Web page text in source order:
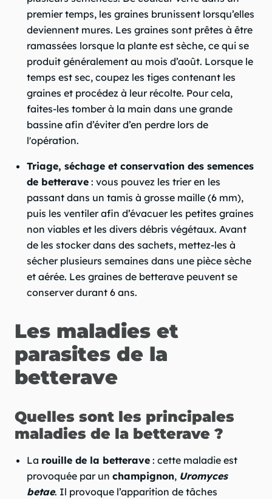
premier temps, les graines brunissent lorsqu’elles
deviennent mures. Les graines sont prêtes à être
ramassées lorsque la plante est sèche, ce qui se
produit généralement au mois d’août. Lorsque le
temps est sec, coupez les tiges contenant les
graines et procédez à leur récolte. Pour cela,
faites-les tomber à la main dans une grande
bassine afin d’éviter d’en perdre lors de
l'opération.
Triage, séchage et conservation des semences
de betterave : vous pouvez les trier en les
passant dans un tamis à grosse maille (6 mm),
puis les ventiler afin d’évacuer les petites graines
non viables et les divers débris végétaux. Avant
de les stocker dans des sachets, mettez-les à
sécher plusieurs semaines dans une pièce sèche
et aérée. Les graines de betterave peuvent se
conserver durant 6 ans.
Les maladies et
parasites de la
betterave
Quelles sont les principales
maladies de la betterave ?
La rouille de la betterave : cette maladie est
provoquée par un champignon, Uromyces
betae. Il provoque l’apparition de tâches